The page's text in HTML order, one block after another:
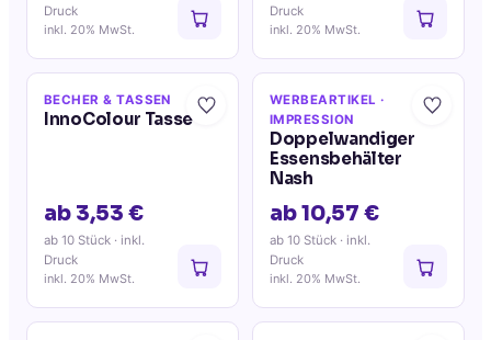
Druck
inkl. 20% MwSt.
Druck
inkl. 20% MwSt.
BECHER & TASSEN
InnoColour Tasse
ab 3,53 €
ab 10 Stück · inkl.
Druck
inkl. 20% MwSt.
WERBEARTIKEL ·
IMPRESSION
Doppelwandiger
Essensbehälter
Nash
ab 10,57 €
ab 10 Stück · inkl.
Druck
inkl. 20% MwSt.